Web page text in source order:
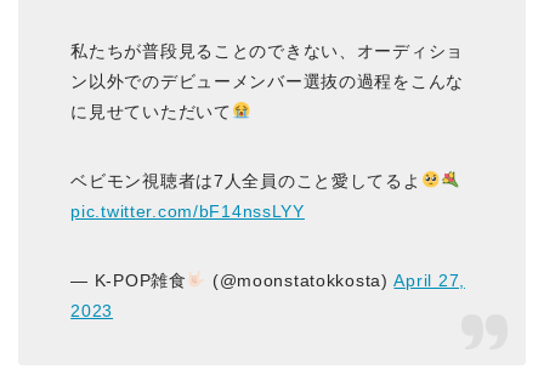
私たちが普段見ることのできない、オーディショ
ン以外でのデビューメンバー選抜の過程をこんな
に見せていただいて
ベビモン視聴者は7人全員のこと愛してるよ
pic.twitter.com/bF14nssLYY
— K-POP雑食 (@moonstatokkosta)April 27,
2023